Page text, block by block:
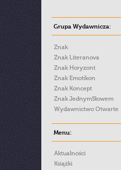
Grupa Wydawnicza:
Znak
Znak Literanova
Znak Horyzont
Znak Emotikon
Znak Koncept
Znak JednymSłowem
Wydawnictwo Otwarte
Menu:
Aktualności
Książki